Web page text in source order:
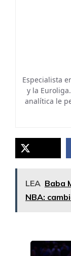
Especialista
y la
analítica le
LEA Baba
NBA: